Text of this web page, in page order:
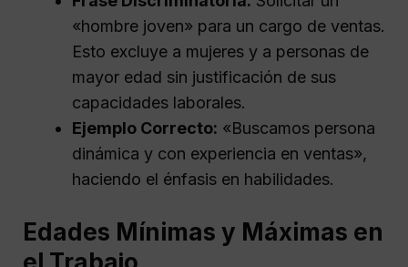
«hombre joven» para un cargo de ventas.
Esto excluye a mujeres y a personas de
mayor edad sin justificación de sus
capacidades laborales.
Ejemplo Correcto: «Buscamos persona
dinámica y con experiencia en ventas»,
haciendo el énfasis en habilidades.
Edades Mínimas y Máximas en